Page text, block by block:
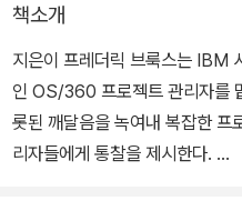
책소개
지은이 프레더릭 브룩스는 IBM
인 OS/360 프로젝트 관리자를
롯된 깨달음을 녹여내 복잡한 프
리자들에게 통찰을 제시한다.